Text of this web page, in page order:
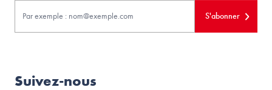
S'abonner
Suivez-nous